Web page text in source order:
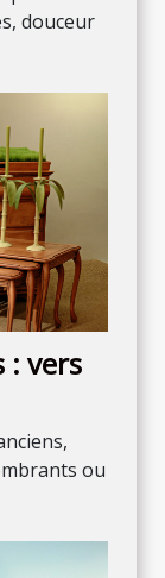
douceur
: vers
ou